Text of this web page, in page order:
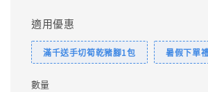
適用優惠
滿千送手切筍乾豬腳1包 暑假下單
數量